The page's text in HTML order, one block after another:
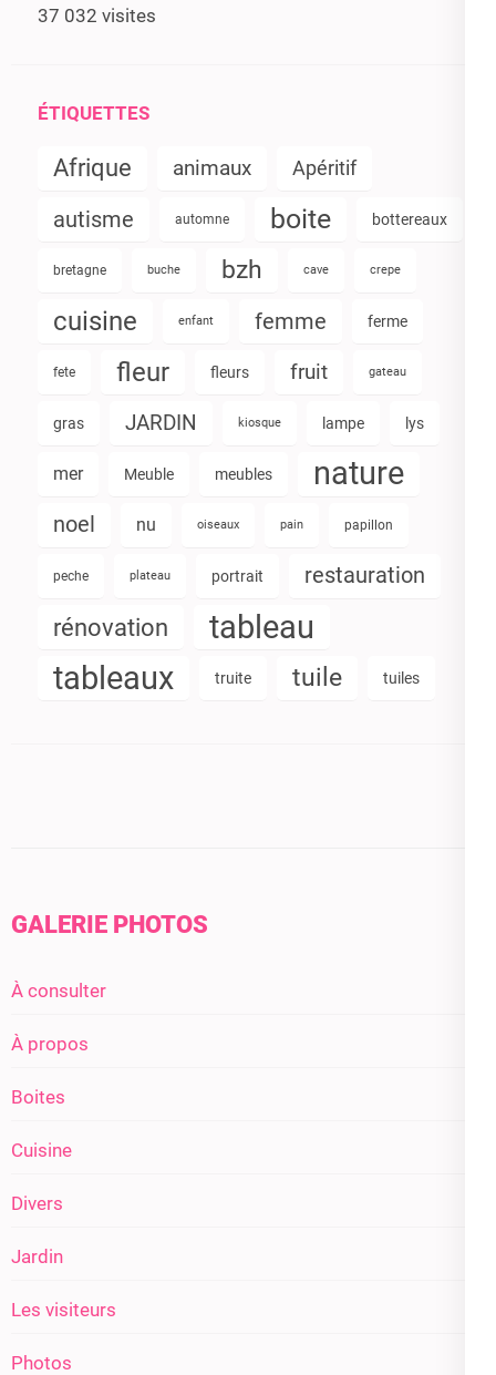
37 032 visites
ÉTIQUETTES
Afrique animaux Apéritif
autisme automne boite bottereaux
bretagne buche bzh cave crepe
cuisine enfant femme ferme
fete fleur fleurs fruit gateau
gras JARDIN kiosque lampe lys
mer Meuble meubles nature
noel nu oiseaux pain papillon
peche plateau portrait restauration
rénovation
tableau
tableaux
truite tuile tuiles
GALERIE PHOTOS
À consulter
À propos
Boites
Cuisine
Divers
Jardin
Les visiteurs
Photos